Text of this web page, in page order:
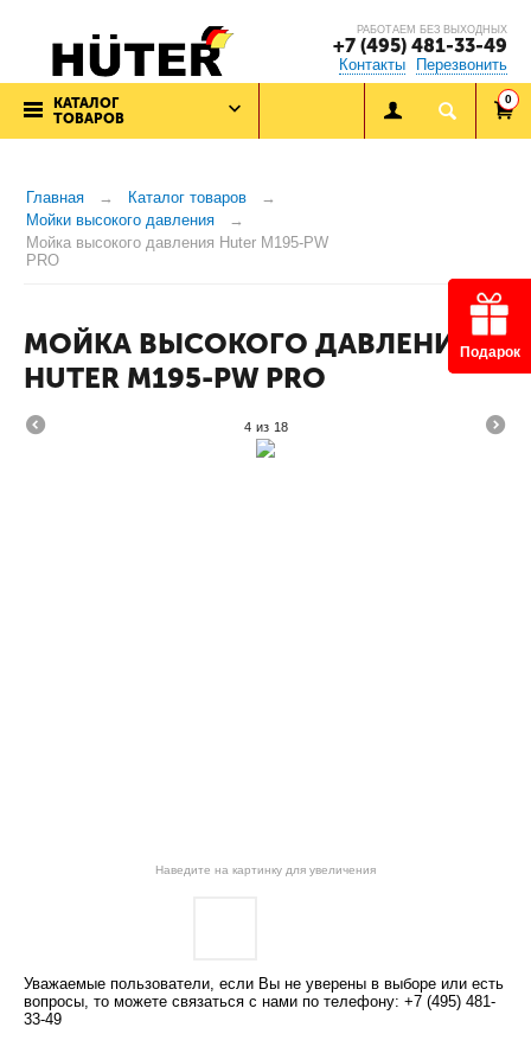
Подарок
РАБОТАЕМ БЕЗ ВЫХОДНЫХ
+7 (495) 481-33-49
Контакты Перезвонить
КАТАЛОГ
ТОВАРОВ
0
Главная
Каталог товаров
Мойки высокого давления
Мойка высокого давления Huter M195-PW
PRO
МОЙКА ВЫСОКОГО ДАВЛЕНИЯ
HUTER M195-PW PRO
4 из 18
Наведите на картинку для увеличения
Уважаемые пользователи, если Вы не уверены в выборе или есть
вопросы, то можете связаться с нами по телефону: +7 (495) 481-
33-49